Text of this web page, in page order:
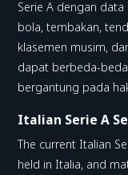
Serie A dengan
bola, tembakan,
klasemen musim,
dapat berbeda-
bergantung pada
Italian Serie A
The current Italian
held in Italia, and